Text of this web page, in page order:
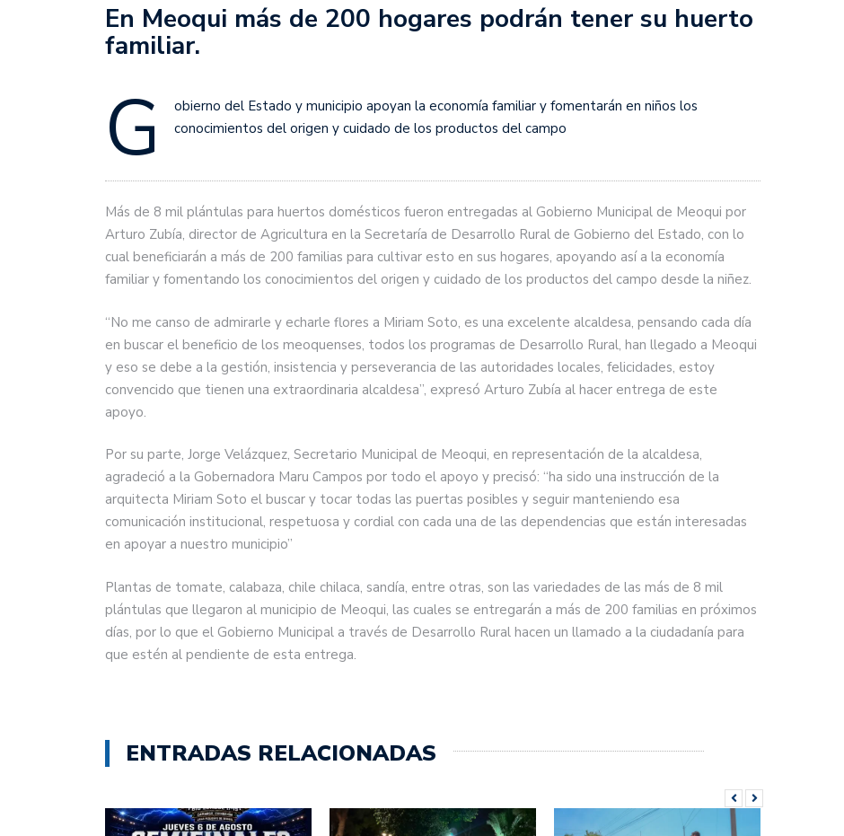
En Meoqui más de 200 hogares podrán tener su huerto
familiar.
G
obierno del Estado y municipio apoyan la economía familiar y fomentarán en niños los
conocimientos del origen y cuidado de los productos del campo
Más de 8 mil plántulas para huertos domésticos fueron entregadas al Gobierno Municipal de Meoqui por
Arturo Zubía, director de Agricultura en la Secretaría de Desarrollo Rural de Gobierno del Estado, con lo
cual beneficiarán a más de 200 familias para cultivar esto en sus hogares, apoyando así a la economía
familiar y fomentando los conocimientos del origen y cuidado de los productos del campo desde la niñez.
“No me canso de admirarle y echarle flores a Miriam Soto, es una excelente alcaldesa, pensando cada día
en buscar el beneficio de los meoquenses, todos los programas de Desarrollo Rural, han llegado a Meoqui
y eso se debe a la gestión, insistencia y perseverancia de las autoridades locales, felicidades, estoy
convencido que tienen una extraordinaria alcaldesa”, expresó Arturo Zubía al hacer entrega de este
apoyo.
Por su parte, Jorge Velázquez, Secretario Municipal de Meoqui, en representación de la alcaldesa,
agradeció a la Gobernadora Maru Campos por todo el apoyo y precisó: “ha sido una instrucción de la
arquitecta Miriam Soto el buscar y tocar todas las puertas posibles y seguir manteniendo esa
comunicación institucional, respetuosa y cordial con cada una de las dependencias que están interesadas
en apoyar a nuestro municipio”
Plantas de tomate, calabaza, chile chilaca, sandía, entre otras, son las variedades de las más de 8 mil
plántulas que llegaron al municipio de Meoqui, las cuales se entregarán a más de 200 familias en próximos
días, por lo que el Gobierno Municipal a través de Desarrollo Rural hacen un llamado a la ciudadanía para
que estén al pendiente de esta entrega.
ENTRADAS RELACIONADAS